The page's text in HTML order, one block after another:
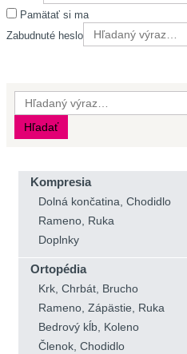
Pamätať si ma
Zabudnuté heslo
Hľadať
Kompresia
Dolná končatina, Chodidlo
Rameno, Ruka
Doplnky
Ortopédia
Krk, Chrbát, Brucho
Rameno, Zápästie, Ruka
Bedrový kĺb, Koleno
Členok, Chodidlo